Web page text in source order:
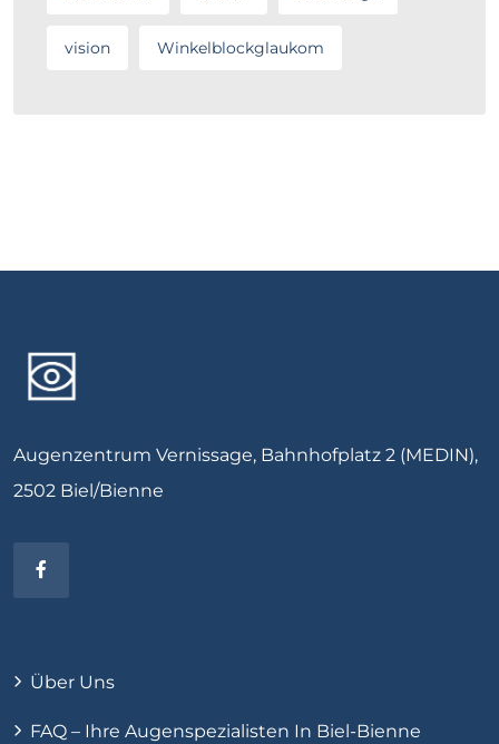
vision Winkelblockglaukom
Augenzentrum Vernissage, Bahnhofplatz 2 (MEDIN),
2502 Biel/Bienne
Über Uns
FAQ – Ihre Augenspezialisten In Biel-Bienne